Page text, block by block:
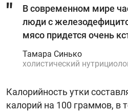
В современном мире
люди с
мясо придется очень
Тамара Синько
холистический
Калорийность утки
калорий на 100 граммов, в